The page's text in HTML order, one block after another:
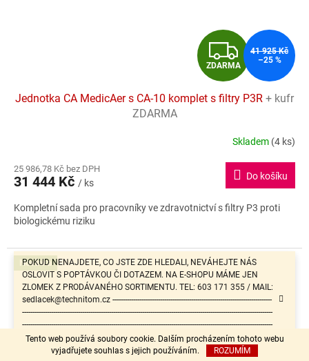
Tento web používá soubory cookie. Dalším procházením tohoto webu
vyjadřujete souhlas s jejich používáním.
ROZUMÍM
POKUD NENAJDETE, CO JSTE ZDE HLEDALI, NEVÁHEJTE NÁS
OSLOVIT S POPTÁVKOU ČI DOTAZEM. NA E-SHOPU MÁME JEN
ZLOMEK Z PRODÁVANÉHO SORTIMENTU. TEL: 603 171 355 / MAIL:
sedlacek@technitom.cz -----------------------------------------------------------------------------
-------------------------------------------------------------------------------------------------------------------------
-------------------------------------------------------------------------------------------------------------------------
-------------------------------------------------------
Z
D
A
R
M
A
ZDARMA
41 925 Kč
–25 %
Jednotka CA MedicAer s CA-10 komplet s filtry P3R + kufr
ZDARMA
produktu
je
z
5
Skladem (4 ks)
25 986,78 Kč bez DPH
31 444 Kč / ks
Do košíku
Kompletní sada pro pracovníky ve zdravotnictví s filtry P3 proti
biologickému riziku
Novinka